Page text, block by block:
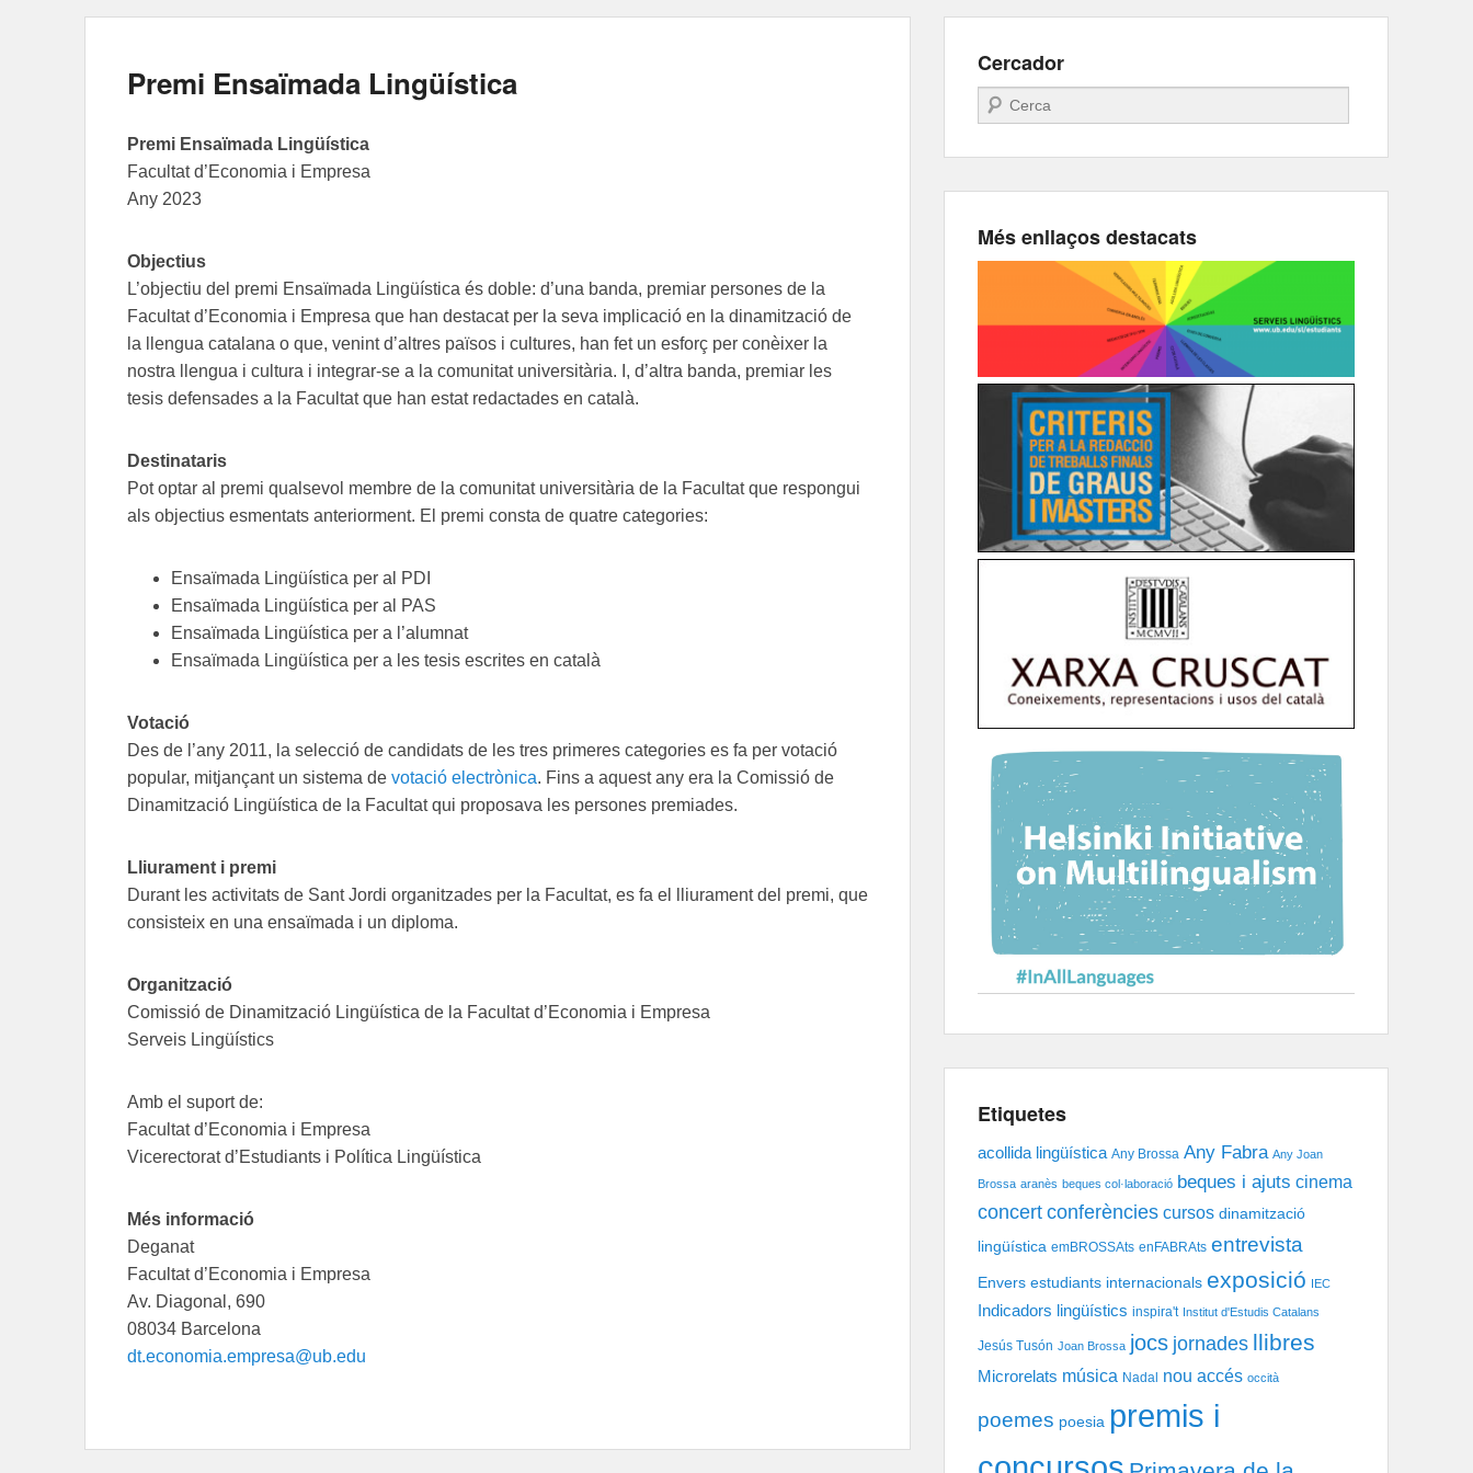
Premi Ensaïmada Lingüística
Premi Ensaïmada Lingüística
Facultat d’Economia i Empresa
Any 2023
Objectius
L’objectiu del premi Ensaïmada Lingüística és doble: d’una banda, premiar persones de la
Facultat d’Economia i Empresa que han destacat per la seva implicació en la dinamització de
la llengua catalana o que, venint d’altres països i cultures, han fet un esforç per conèixer la
nostra llengua i cultura i integrar-se a la comunitat universitària. I, d’altra banda, premiar les
tesis defensades a la Facultat que han estat redactades en català.
Destinataris
Pot optar al premi qualsevol membre de la comunitat universitària de la Facultat que respongui
als objectius esmentats anteriorment. El premi consta de quatre categories:
Ensaïmada Lingüística per al PDI
Ensaïmada Lingüística per al PAS
Ensaïmada Lingüística per a l’alumnat
Ensaïmada Lingüística per a les tesis escrites en català
Votació
Des de l’any 2011, la selecció de candidats de les tres primeres categories es fa per votació
popular, mitjançant un sistema de votació electrònica. Fins a aquest any era la Comissió de
Dinamització Lingüística de la Facultat qui proposava les persones premiades.
Lliurament i premi
Durant les activitats de Sant Jordi organitzades per la Facultat, es fa el lliurament del premi, que
consisteix en una ensaïmada i un diploma.
Organització
Comissió de Dinamització Lingüística de la Facultat d’Economia i Empresa
Serveis Lingüístics
Amb el suport de:
Facultat d’Economia i Empresa
Vicerectorat d’Estudiants i Política Lingüística
Més informació
Deganat
Facultat d’Economia i Empresa
Av. Diagonal, 690
08034 Barcelona
dt.economia.empresa@ub.edu
Cercador
Search
Més enllaços destacats
Etiquetes
acollida lingüística Any Brossa Any Fabra Any Joan
Brossa aranès beques col·laboració beques i ajuts cinema
concert conferències cursos dinamització
lingüística emBROSSAts enFABRAts entrevista
Envers estudiants internacionals exposició IEC
Indicadors lingüístics inspira't Institut d'Estudis Catalans
Jesús Tusón Joan Brossa jocs jornades llibres
Microrelats música Nadal nou accés occità
poemes poesia premis i